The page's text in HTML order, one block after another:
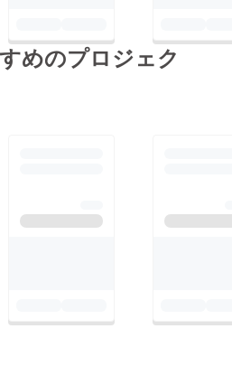
めのプロジェク